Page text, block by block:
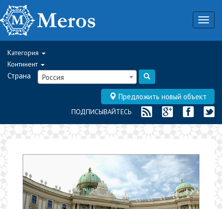
Категория
Континент
Страна Россия
Предложить новый объект
ПОДПИСЫВАЙТЕСЬ